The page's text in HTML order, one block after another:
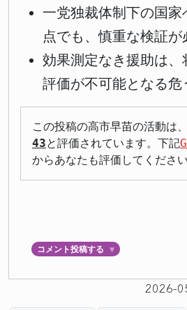
一党独裁体制下の国家
点でも、慎重な検証が
効果測定なき援助は、
評価が不可能となる危
この投稿の高市早苗の活動は、
43と評価されています。下記
からあなたも評価してください
コメント投稿する ▼
2026-